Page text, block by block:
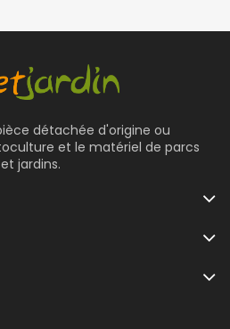
détachée d'origine ou
et le matériel de parcs
et jardins.